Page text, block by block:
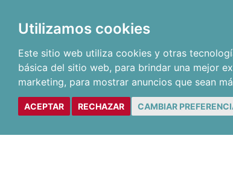
Utilizamos cookies
Este sitio web utiliza cookies y otras
básica del sitio web, para brindar una mejor
marketing, para mostrar anuncios que sean
ACEPTAR RECHAZAR CAMBIAR